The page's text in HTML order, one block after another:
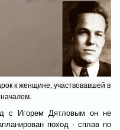
к женщине, участвовавшей в
с Игорем Дятловым он не
поход - сплав по